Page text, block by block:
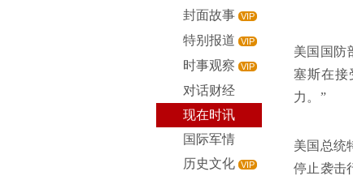
封面故事 VIP
特别报道 VIP
时事观察 VIP
对话财经
现在时讯
国际军情
历史文化 VIP
美国国防
塞斯在接
力。”
美国总统
停止袭击